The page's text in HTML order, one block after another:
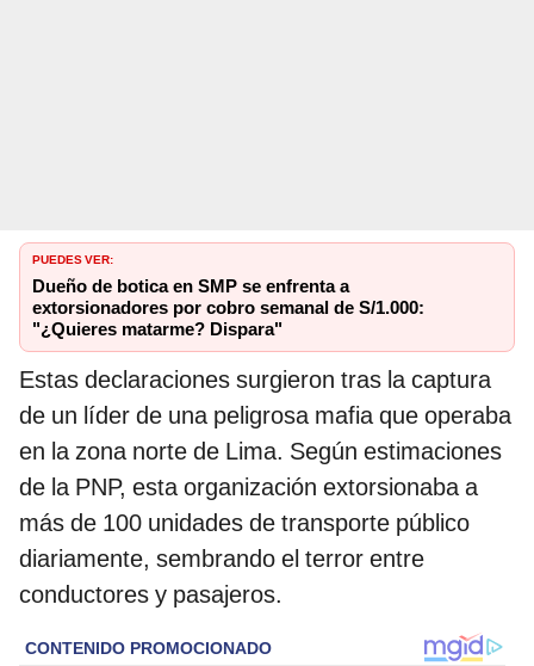
PUEDES VER:
Dueño de botica en SMP se enfrenta a
extorsionadores por cobro semanal de S/1.000:
"¿Quieres matarme? Dispara"
Estas declaraciones surgieron tras la captura
de un líder de una peligrosa mafia que operaba
en la zona norte de Lima. Según estimaciones
de la PNP, esta organización extorsionaba a
más de 100 unidades de transporte público
diariamente, sembrando el terror entre
conductores y pasajeros.